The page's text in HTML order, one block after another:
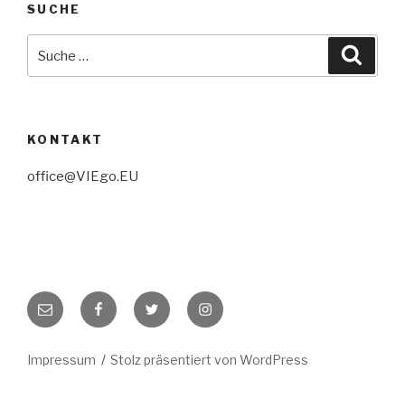
SUCHE
KONTAKT
office@VIEgo.EU
E-
Mail
FacebookTwitter Instagram
Impressum Stolz präsentiert von WordPress